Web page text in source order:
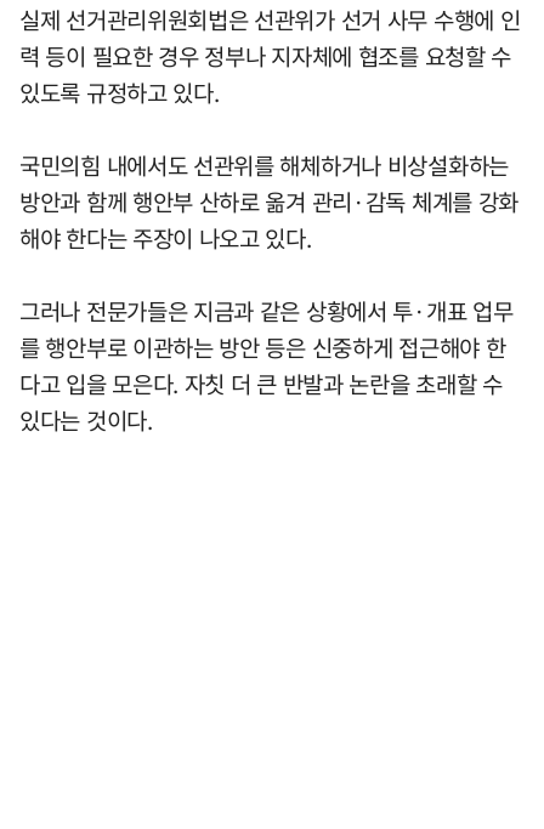
실제 선거관리위원회법은 선관위가 선거 사무 수행에 인
력 등이 필요한 경우 정부나 지자체에 협조를 요청할 수
있도록 규정하고 있다.
국민의힘 내에서도 선관위를 해체하거나 비상설화하는
방안과 함께 행안부 산하로 옮겨 관리·감독 체계를 강화
해야 한다는 주장이 나오고 있다.
그러나 전문가들은 지금과 같은 상황에서 투·개표 업무
를 행안부로 이관하는 방안 등은 신중하게 접근해야 한
다고 입을 모은다. 자칫 더 큰 반발과 논란을 초래할 수
있다는 것이다.